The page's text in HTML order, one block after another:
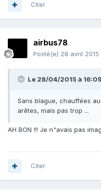
Citer
airbus78
Posté(e) 28 avril 2015
Le 28/04/2015 à
Sans blague, chauffées
arêtes, mais pas trop ...
AH BON !!! Je n"avais pas
Citer